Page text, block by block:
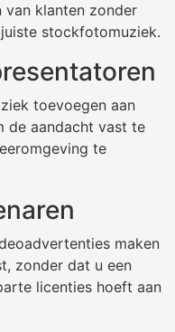
klanten zonder
stockfotomuziek.
toevoegen aan
de aandacht vast te
te
maken
zonder dat u een
licenties hoeft aan